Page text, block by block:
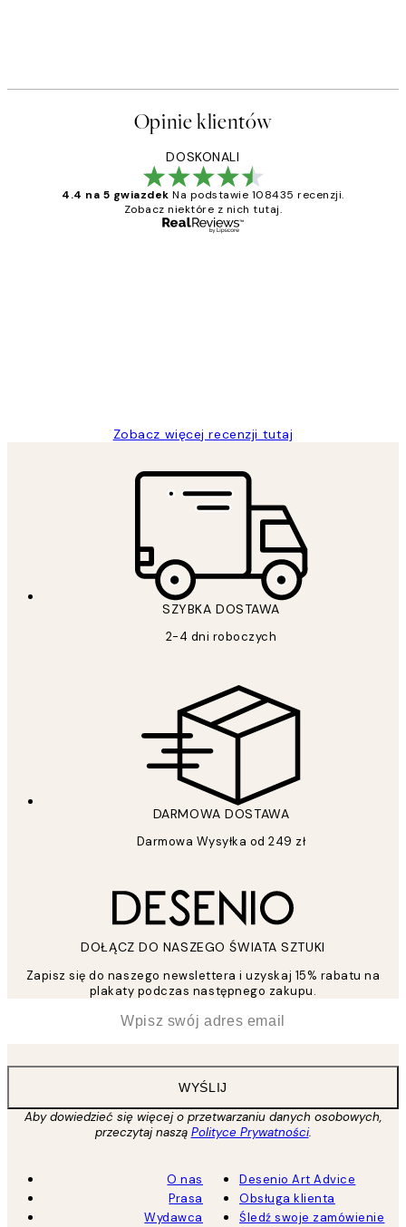
Opinie klientów
DOSKONALI
4.4 na 5 gwiazdek Na podstawie 108435 recenzji.
Zobacz niektóre z nich tutaj.
Zobacz więcej recenzji tutaj
SZYBKA DOSTAWA
2-4 dni roboczych
DARMOWA DOSTAWA
Darmowa Wysyłka od 249 zł
DOŁĄCZ DO NASZEGO ŚWIATA SZTUKI
Zapisz się do naszego newslettera i uzyskaj 15% rabatu na
plakaty podczas następnego zakupu.
WYŚLIJ
Aby dowiedzieć się więcej o przetwarzaniu danych osobowych,
przeczytaj naszą Polityce Prywatności.
O nas
Prasa
Wydawca
Desenio Art Advice
Obsługa klienta
Śledź swoje zamówienie